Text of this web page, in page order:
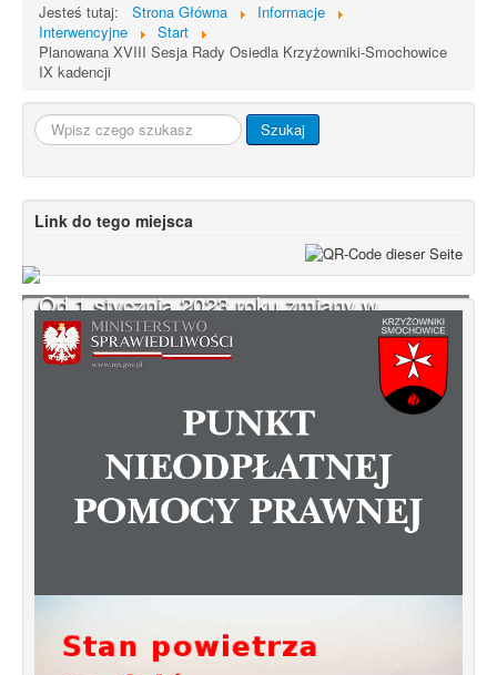
Od 1 stycznia 2023 roku zmiany w
funkcjonowaniu linii autobusowych
kursujących na Krzyżowniki-Smochowice
Jesteś tutaj: Strona Główna
Informacje
Interwencyjne
Start
Planowana XVIII Sesja Rady Osiedla Krzyżowniki-Smochowice
IX kadencji
Szukaj... Szukaj
Link do tego miejsca